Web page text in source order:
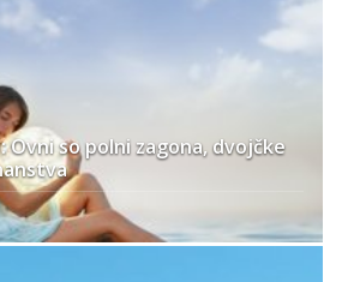
Ovni so polni zagona, dvojčke